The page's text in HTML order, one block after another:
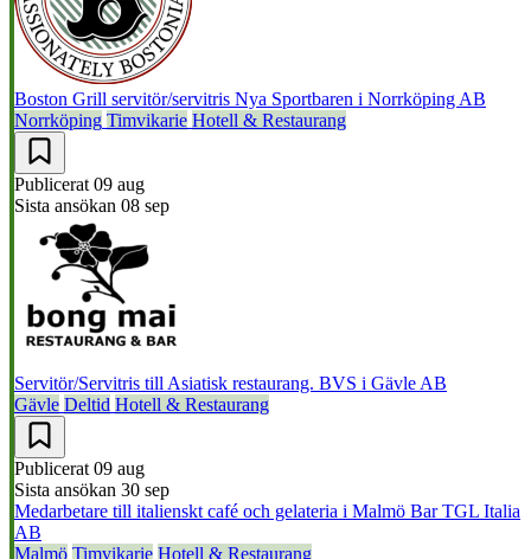
Boston Grill servitör/servitris Nya Sportbaren i Norrköping AB
Norrköping Timvikarie Hotell & Restaurang
Publicerat 09 aug
Sista ansökan 08 sep
Servitör/Servitris till Asiatisk restaurang. BVS i Gävle AB
Gävle Deltid Hotell & Restaurang
Publicerat 09 aug
Sista ansökan 30 sep
Medarbetare till italienskt café och gelateria i Malmö Bar TGL Italia
AB
Malmö Timvikarie Hotell & Restaurang